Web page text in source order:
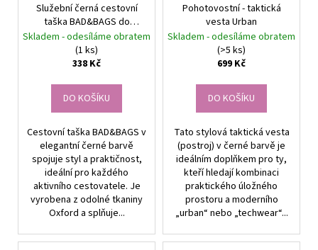
Služební černá cestovní
taška BAD&BAGS do
příručního zavazadla do
letadla
Skladem - odesíláme obratem
(1 ks)
338 Kč
DO KOŠÍKU
Cestovní taška BAD&BAGS v
elegantní černé barvě
spojuje styl a praktičnost,
ideální pro každého
aktivního cestovatele. Je
vyrobena z odolné tkaniny
Oxford a splňuje...
Pohotovostní - taktická
vesta Urban
Skladem - odesíláme obratem
(>5 ks)
699 Kč
DO KOŠÍKU
Tato stylová taktická vesta
(postroj) v černé barvě je
ideálním doplňkem pro ty,
kteří hledají kombinaci
praktického úložného
prostoru a moderního
„urban“ nebo „techwear“...